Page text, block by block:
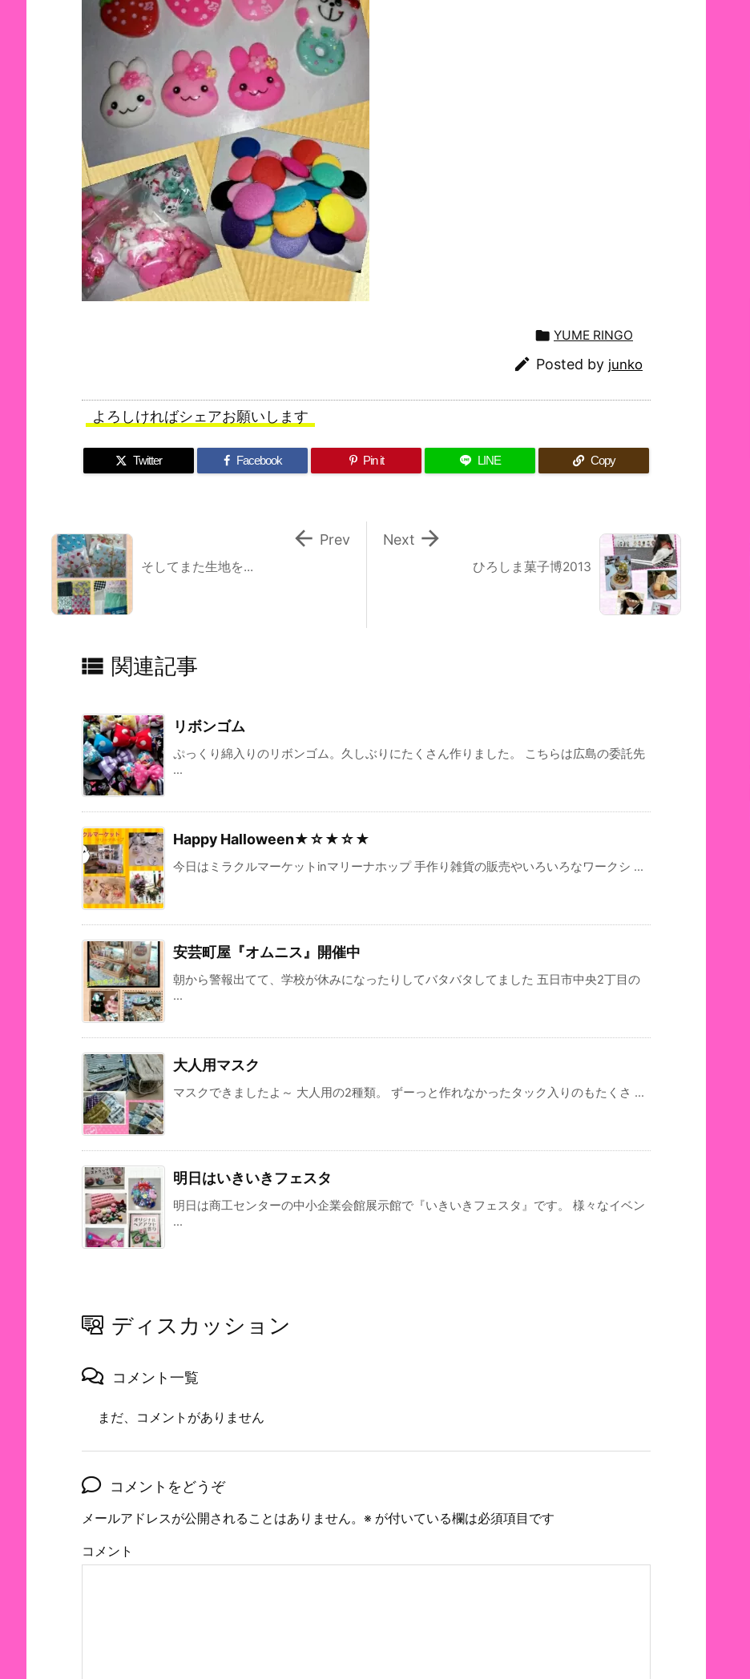
 YUME RINGO
 Posted by junko
よろしければシェアお願いします
Twitter Facebook Pin it LINE Copy
ひろしま菓子博2013

Next
そしてまた生地を...
 Prev
 関連記事
リボンゴム
ぷっくり綿入りのリボンゴム。久しぶりにたくさん作りました。 こちらは広島の委託先
...
Happy Halloween★☆★☆★
今日はミラクルマーケットinマリーナホップ 手作り雑貨の販売やいろいろなワークシ ...
安芸町屋『オムニス』開催中
朝から警報出てて、学校が休みになったりしてバタバタしてました 五日市中央2丁目の
...
大人用マスク
マスクできましたよ～ 大人用の2種類。 ずーっと作れなかったタック入りのもたくさ ...
明日はいきいきフェスタ
明日は商工センターの中小企業会館展示館で『いきいきフェスタ』です。 様々なイベン
...
ディスカッション
コメント一覧
まだ、コメントがありません
コメントをどうぞ
メールアドレスが公開されることはありません。 ※ が付いている欄は必須項目です
コメント